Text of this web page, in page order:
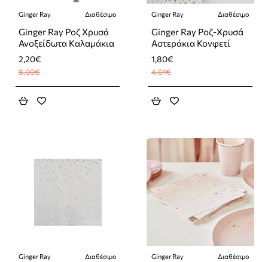
-72%
Ginger Ray Διαθέσιμο
Ginger Ray Ροζ Χρυσά
Ανοξείδωτα Καλαμάκια
2,20€
8,00€
-55%
Ginger Ray Διαθέσιμο
Ginger Ray Ροζ-Χρυσά
Αστεράκια Κονφετί
1,80€
4,01€
-55%
Ginger Ray Διαθέσιμο -60%
Ginger Ray Διαθέσιμο